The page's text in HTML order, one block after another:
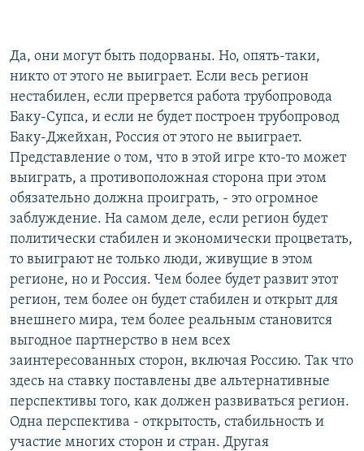
Да, они могут быть подорваны. Но, опять-таки,
никто от этого не выиграет. Если весь регион
нестабилен, если прервется работа трубопровода
Баку-Супса, и если не будет построен трубопровод
Баку-Джейхан, Россия от этого не выиграет.
Представление о том, что в этой игре кто-то может
выиграть, а противоположная сторона при этом
обязательно должна проиграть, - это огромное
заблуждение. На самом деле, если регион будет
политически стабилен и экономически процветать,
то выиграют не только люди, живущие в этом
регионе, но и Россия. Чем более будет развит этот
регион, тем более он будет стабилен и открыт для
внешнего мира, тем более реальным становится
выгодное партнерство в нем всех
заинтересованных сторон, включая Россию. Так что
здесь на ставку поставлены две альтернативные
перспективы того, как должен развиваться регион.
Одна перспектива - открытость, стабильность и
участие многих сторон и стран. Другая